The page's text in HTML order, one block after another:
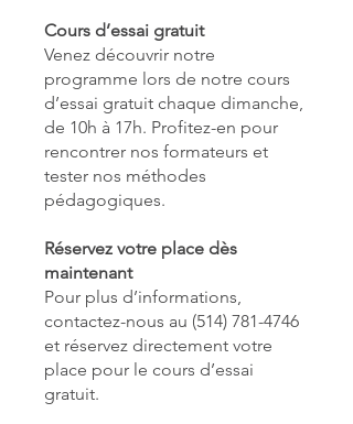
Cours d’essai gratuit
Venez découvrir notre
programme lors de notre cours
d’essai gratuit chaque dimanche,
de 10h à 17h. Profitez-en pour
rencontrer nos formateurs et
tester nos méthodes
pédagogiques.
Réservez votre place dès
maintenant
Pour plus d’informations,
contactez-nous au (514) 781-4746
et réservez directement votre
place pour le cours d’essai
gratuit.